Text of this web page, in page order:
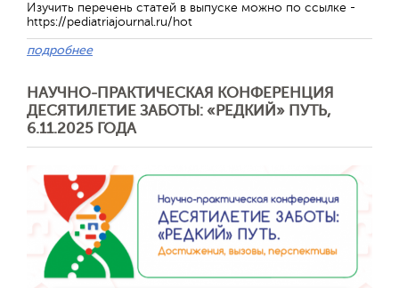
Изучить перечень статей в выпуске можно по ссылке -
https://pediatriajournal.ru/hot
подробнее
НАУЧНО-ПРАКТИЧЕСКАЯ КОНФЕРЕНЦИЯ
ДЕСЯТИЛЕТИЕ ЗАБОТЫ: «РЕДКИЙ» ПУТЬ,
6.11.2025 ГОДА